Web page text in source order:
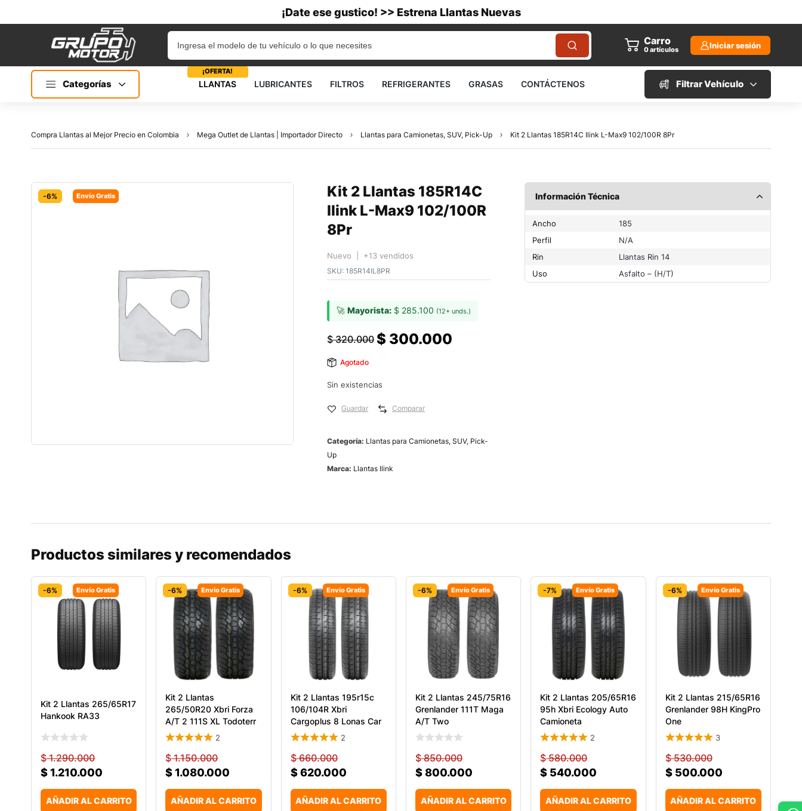
¡Date ese gustico! >> Estrena Llantas Nuevas
Carro
0artículos Iniciar sesión
Categorías LLANTAS
¡OFERTA!
LUBRICANTES FILTROS REFRIGERANTES GRASAS CONTÁCTENOS Filtrar Vehículo
Compra Llantas al Mejor Precio en Colombia Mega Outlet de Llantas | Importador Directo Llantas para Camionetas, SUV, Pick-Up Kit 2 Llantas 185R14C Ilink L-Max9 102/100R 8Pr
-6% Envío Gratis
Kit 2 Llantas 185R14C
Ilink L-Max9 102/100R
8Pr
Nuevo | +13 vendidos
SKU: 185R14IL8PR
🚀 Mayorista: $ 285.100 (12+ unds.)
$320.000 $ 300.000
Agotado
Sin existencias
Guardar Comparar
Categoría: Llantas para Camionetas, SUV, Pick-
Up
Marca: Llantas Ilink
Información Técnica
Ancho
185
Perfil
N/A
Rin
Llantas Rin 14
Uso
Asfalto – (H/T)
Productos similares y recomendados
-6% Envío Gratis
Kit 2 Llantas 265/65R17
Hankook RA33
$1.290.000
$1.210.000
AÑADIR AL CARRITO
-6% Envío Gratis
Kit 2 Llantas
265/50R20 Xbri Forza
A/T 2 111S XL Todoterr
2
$1.150.000
$1.080.000
AÑADIR AL CARRITO
-6% Envío Gratis
Kit 2 Llantas 195r15c
106/104R Xbri
Cargoplus 8 Lonas Car
2
$660.000
$620.000
AÑADIR AL CARRITO
-6% Envío Gratis
Kit 2 Llantas 245/75R16
Grenlander 111T Maga
A/T Two
$850.000
$800.000
AÑADIR AL CARRITO
-7% Envío Gratis
Kit 2 Llantas 205/65R16
95h Xbri Ecology Auto
Camioneta
2
$580.000
$ 540.000
AÑADIR AL CARRITO
-6% Envío Gratis
Kit 2 Llantas 215/65R16
Grenlander 98H KingPro
One
3
$530.000
$500.000
AÑADIR AL CARRITO